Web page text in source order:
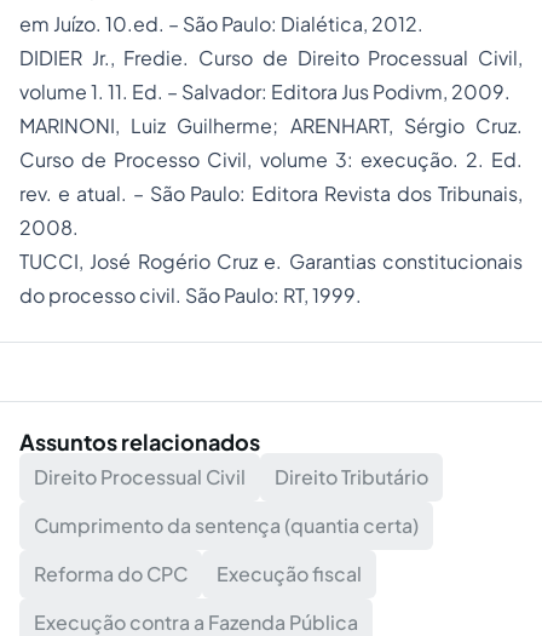
em Juízo. 10.ed. – São Paulo: Dialética, 2012.
DIDIER Jr., Fredie. Curso de Direito Processual Civil,
volume 1. 11. Ed. – Salvador: Editora Jus Podivm, 2009.
MARINONI, Luiz Guilherme; ARENHART, Sérgio Cruz.
Curso de Processo Civil, volume 3: execução. 2. Ed.
rev. e atual. – São Paulo: Editora Revista dos Tribunais,
2008.
TUCCI, José Rogério Cruz e. Garantias constitucionais
do processo civil. São Paulo: RT, 1999.
Assuntos relacionados
Direito Processual Civil
Direito Tributário
Cumprimento da sentença (quantia certa)
Reforma do CPC
Execução fiscal
Execução contra a Fazenda Pública